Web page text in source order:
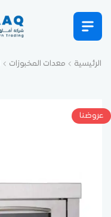
الرئيسية معدات المخبوزات
عروضنا